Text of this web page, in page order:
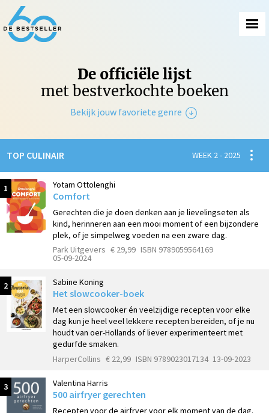
De officiële lijst
met bestverkochte boeken
Bekijk jouw favoriete genre
Fictie
TOP CULINAIR WEEK 2 - 2025
1 Yotam Ottolenghi
Comfort
Gerechten die je doen denken aan je lievelingseten als
kind, herinneren aan een mooi moment of een bijzondere
plek, of je simpelweg voeden na een zware dag.
Park Uitgevers € 29,99 ISBN 9789059564169
05-09-2024
2 Sabine Koning
Het slowcooker-boek
Met een slowcooker én veelzijdige recepten voor elke
dag kun je heel veel lekkere recepten bereiden, of je nu
houdt van oer-Hollands of liever experimenteert met
gedurfde smaken.
HarperCollins € 22,99 ISBN 9789023017134 13-09-2023
3 Valentina Harris
500 airfryer gerechten
Recepten voor de airfryer voor elk moment van de dag.